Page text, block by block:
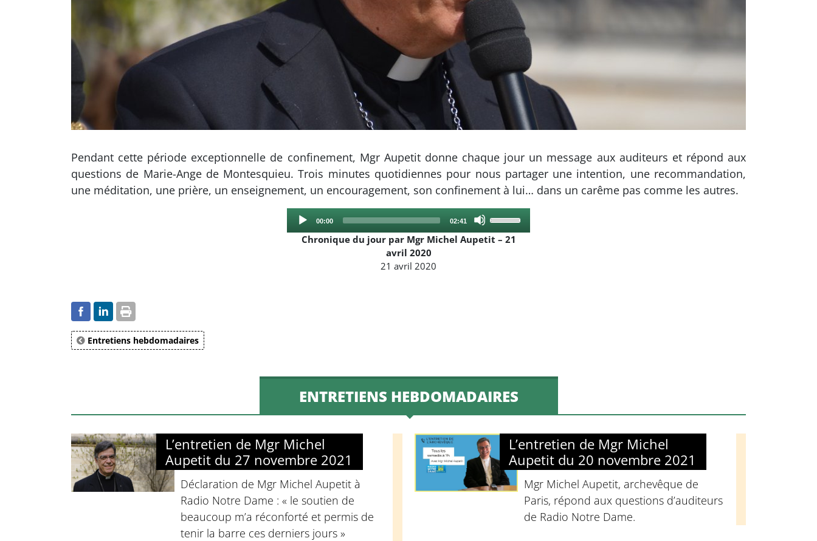
Pendant cette période exceptionnelle de confinement, Mgr Aupetit donne chaque jour un message aux auditeurs et répond aux
questions de Marie-Ange de Montesquieu. Trois minutes quotidiennes pour nous partager une intention, une recommandation,
une méditation, une prière, un enseignement, un encouragement, son confinement à lui… dans un carême pas comme les autres.
Audio
Current
00:00
Total
02:41
Arrow
Chronique du jour par Mgr Michel Aupetit – 21
avril 2020
21 avril 2020
Entretiens hebdomadaires
ENTRETIENS HEBDOMADAIRES
L’entretien de Mgr Michel
Aupetit du 27 novembre 2021
Déclaration de Mgr Michel Aupetit à
Radio Notre Dame : « le soutien de
beaucoup m’a réconforté et permis de
tenir la barre ces derniers jours »
L’entretien de Mgr Michel
Aupetit du 20 novembre 2021
Mgr Michel Aupetit, archevêque de
Paris, répond aux questions d’auditeurs
de Radio Notre Dame.